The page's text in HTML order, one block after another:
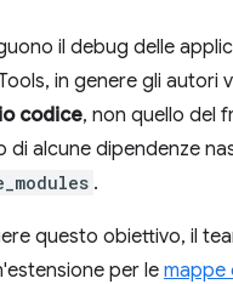
il debug delle
in genere gli autori
codice, non quello del
di alcune dipendenze
.
questo obiettivo, il
per le mappe